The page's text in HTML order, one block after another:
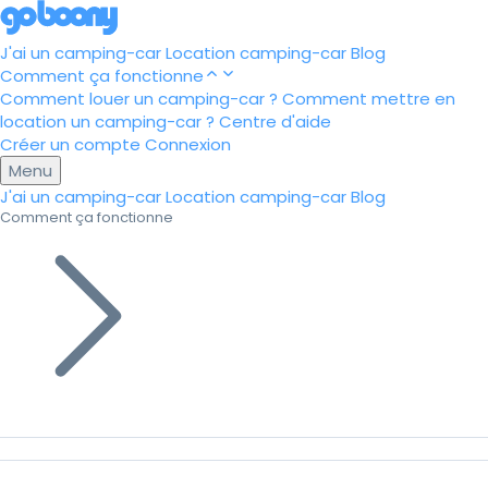
J'ai un camping-carLocation camping-carBlog
Comment ça fonctionne
Comment louer un camping-car ? Comment mettre en
location un camping-car ? Centre d'aide
Créer un compte Connexion
Menu
J'ai un camping-carLocation camping-carBlog
Comment ça fonctionne